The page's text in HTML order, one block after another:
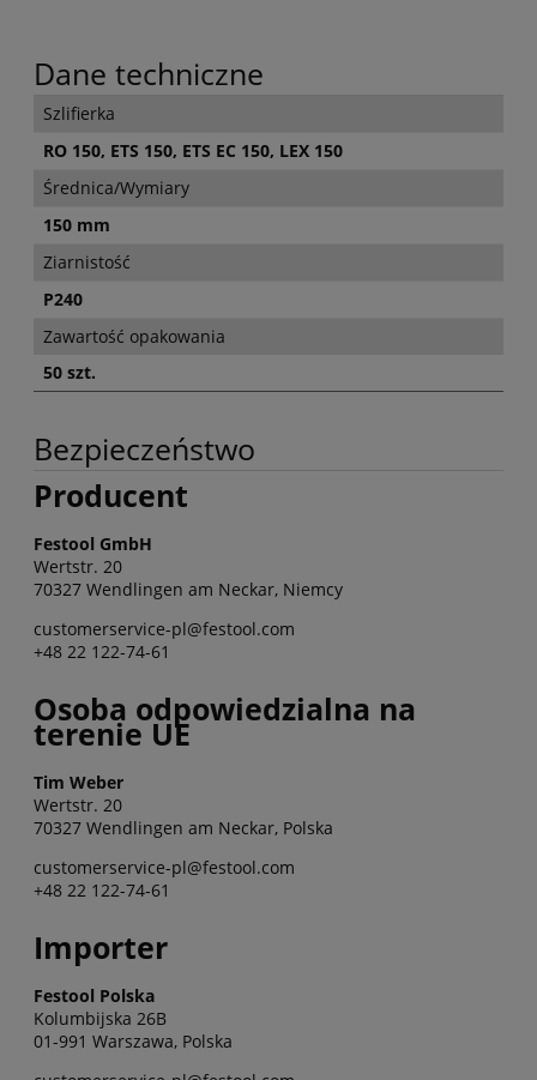
Dane techniczne
Szlifierka
RO 150, ETS 150, ETS EC 150, LEX 150
Średnica/Wymiary
150 mm
Ziarnistość
P240
Zawartość opakowania
50 szt.
Bezpieczeństwo
Producent
Festool GmbH
Wertstr. 20
70327 Wendlingen am Neckar, Niemcy
customerservice-pl@festool.com
+48 22 122-74-61
Osoba odpowiedzialna na
terenie UE
Tim Weber
Wertstr. 20
70327 Wendlingen am Neckar, Polska
customerservice-pl@festool.com
+48 22 122-74-61
Importer
Festool Polska
Kolumbijska 26B
01-991 Warszawa, Polska